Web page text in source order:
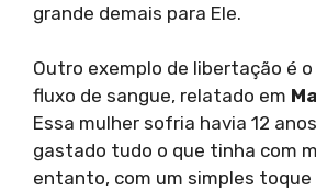
grande demais para Ele.
Outro exemplo de libertação é
fluxo de sangue, relatado em
Essa mulher sofria havia 12
gastado tudo o que tinha com
entanto, com um simples